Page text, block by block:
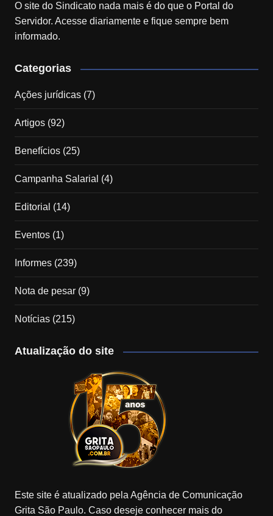
O site do Sindicato nada mais é do que o Portal do
Servidor. Acesse diariamente e fique sempre bem
informado.
Categorias
Ações jurídicas(7)
Artigos(92)
Benefícios(25)
Campanha Salarial (4)
Editorial (14)
Eventos(1)
Informes(239)
Nota de pesar(9)
Notícias(215)
Atualização do site
Este site é atualizado pela Agência de Comunicação
Grita São Paulo. Caso deseje conhecer mais do